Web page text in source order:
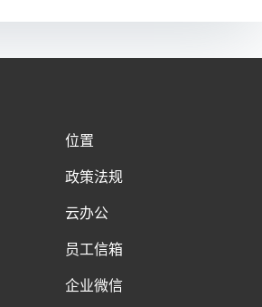
位置
政策法规
云办公
员工信箱
企业微信